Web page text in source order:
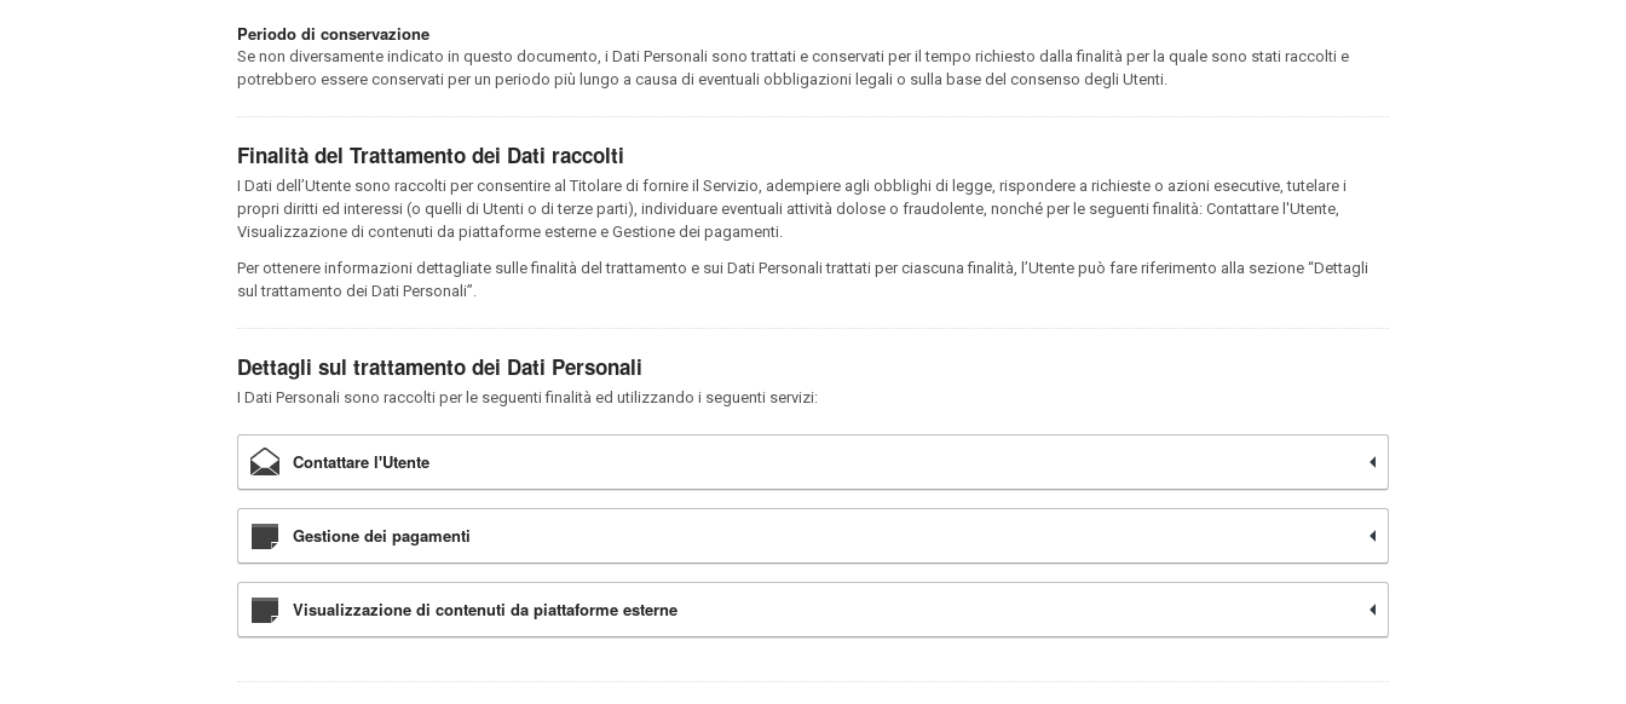
Periodo di conservazione
Se non diversamente indicato in questo documento, i Dati Personali sono trattati e conservati per il tempo richiesto dalla finalità per la quale sono stati raccolti e
potrebbero essere conservati per un periodo più lungo a causa di eventuali obbligazioni legali o sulla base del consenso degli Utenti.
Finalità del Trattamento dei Dati raccolti
I Dati dell’Utente sono raccolti per consentire al Titolare di fornire il Servizio, adempiere agli obblighi di legge, rispondere a richieste o azioni esecutive, tutelare i
propri diritti ed interessi (o quelli di Utenti o di terze parti), individuare eventuali attività dolose o fraudolente, nonché per le seguenti finalità: Contattare l'Utente,
Visualizzazione di contenuti da piattaforme esterne e Gestione dei pagamenti.
Per ottenere informazioni dettagliate sulle finalità del trattamento e sui Dati Personali trattati per ciascuna finalità, l’Utente può fare riferimento alla sezione “Dettagli
sul trattamento dei Dati Personali”.
Dettagli sul trattamento dei Dati Personali
I Dati Personali sono raccolti per le seguenti finalità ed utilizzando i seguenti servizi:
Contattare l'Utente
Gestione dei pagamenti
Visualizzazione di contenuti da piattaforme esterne